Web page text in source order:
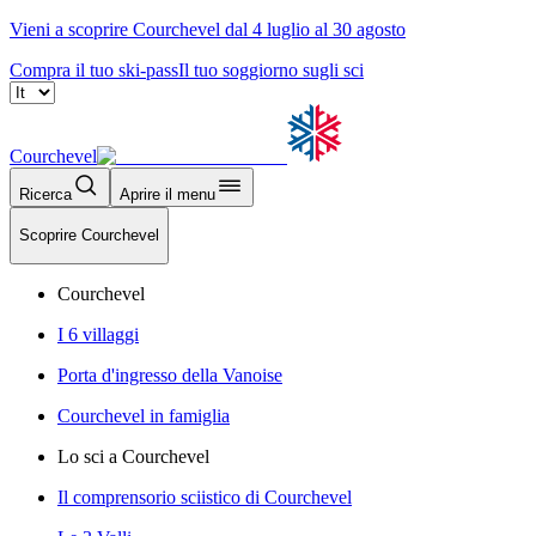
Vieni a scoprire Courchevel dal 4 luglio al 30 agosto
Compra il tuo ski-passIl tuo soggiorno sugli sci
Courchevel
Ricerca Aprire il menu
Scoprire Courchevel
Courchevel
I 6 villaggi
Porta d'ingresso della Vanoise
Courchevel in famiglia
Lo sci a Courchevel
Il comprensorio sciistico di Courchevel